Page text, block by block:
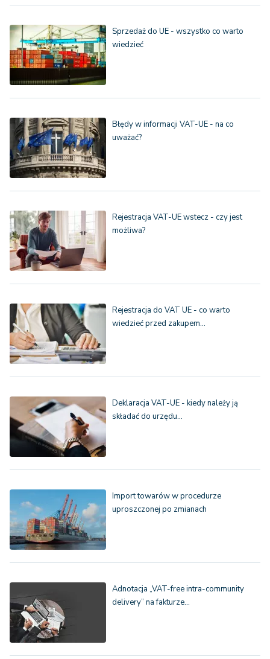
Sprzedaż do UE - wszystko co warto
wiedzieć
Błędy w informacji VAT-UE - na co
uważać?
Rejestracja VAT-UE wstecz - czy jest
możliwa?
Rejestracja do VAT UE - co warto
wiedzieć przed zakupem…
Deklaracja VAT-UE - kiedy należy ją
składać do urzędu…
Import towarów w procedurze
uproszczonej po zmianach
Adnotacja „VAT-free intra-community
delivery” na fakturze…